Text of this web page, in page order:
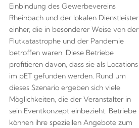
Einbindung des Gewerbevereins
Rheinbach und der lokalen Dienstleister
einher, die in besonderer Weise von der
Flutkatastrophe und der Pandemie
betroffen waren. Diese Betriebe
profitieren davon, dass sie als Locations
im pET gefunden werden. Rund um
dieses Szenario ergeben sich viele
Möglichkeiten, die der Veranstalter in
sein Eventkonzept einbezieht. Betriebe
können ihre speziellen Angebote zum